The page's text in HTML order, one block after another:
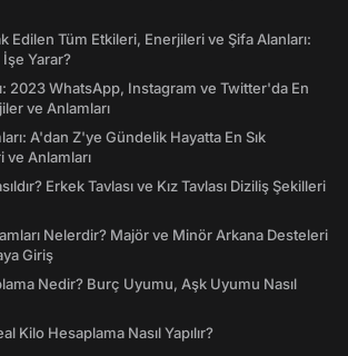
reklamdaki ürün bir büstiyer
anlaşılmıyor.
Edilen Tüm Etkileri, Enerjileri ve Şifa Alanları:
Yarar?
2023 WhatsApp, Instagram ve Twitter'da En
ve Anlamları
A'dan Z'ye Gündelik Hayatta En Sık
ve Anlamları
Erkek Tavlası ve Kız Tavlası Diziliş Şekilleri
Nelerdir? Majör ve Minör Arkana Desteleri
Giriş
Nedir? Burç Uyumu, Aşk Uyumu Nasıl
Kilo Hesaplama Nasıl Yapılır?